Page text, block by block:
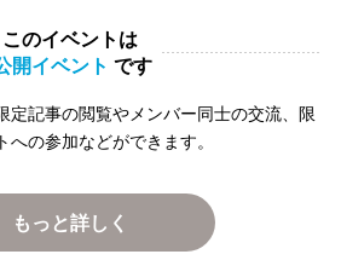
このイベントは
開イベント です
定記事の閲覧やメンバー同士の交流、限
への参加などができます。
もっと詳しく